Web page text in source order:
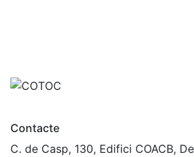
Contacte
C. de Casp, 130, Edifici COACB,